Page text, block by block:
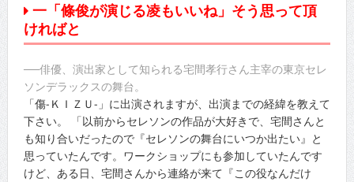
一「條俊が演じる凌もいいね」そう思って頂
ければと
──俳優、演出家として知られる宅間孝行さん主宰の東京セレ
ソンデラックスの舞台。
「傷‐ＫＩＺＵ‐」に出演されますが、出演までの経緯を教えて
下さい。 「以前からセレソンの作品が大好きで、宅間さんと
も知り合いだったので『セレソンの舞台にいつか出たい』と
思っていたんです。ワークショップにも参加していたんです
けど、ある日、宅間さんから連絡が来て『この役なんだけ